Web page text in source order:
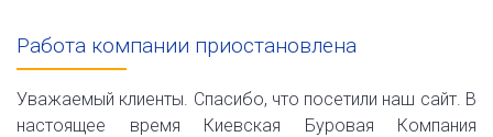
Работа компании приостановлена
Уважаемый клиенты. Спасибо, что посетили наш сайт. В
настоящее время Киевская Буровая Компания